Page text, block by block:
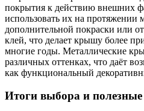
покрытия к действию внешних
использовать их на протяжении
дополнительной покраски или
клей, что делает крышу более
многие годы. Металлические
различных оттенках, что даёт
как функциональный
Итоги выбора и полезные